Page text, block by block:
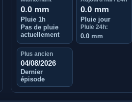
0.0 mm
Pluie 1h
Pas de pluie
actuellement
0.0 mm
Pluie jour
Pluie 24h:
0.0 mm
Plus ancien
04/08/2026
Dernier
épisode